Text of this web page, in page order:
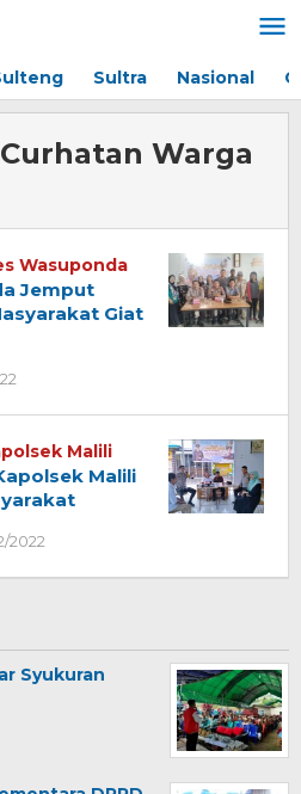
Sultra Nasional
Warga
Wasuponda
Jemput
Giat
Malili
Malili
2022
Syukuran